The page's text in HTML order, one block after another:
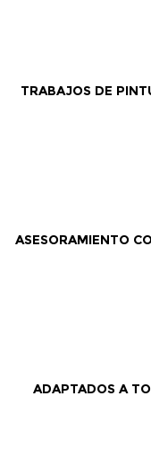
TRABAJOS DE
ASESORAMIENTO
ADAPTADOS A